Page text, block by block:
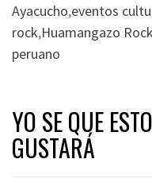
Ayacucho,eventos
rock,Huamangazo
peruano
YO SE QUE
GUSTARÁ